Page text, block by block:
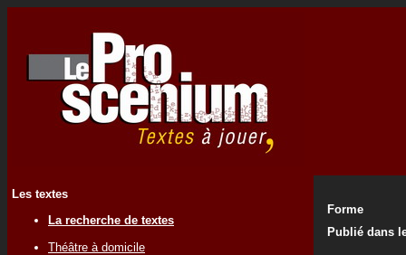
Les textes
La recherche de textes
Théâtre à domicile
Forme
Publié dans